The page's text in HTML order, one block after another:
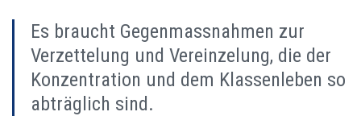
Es braucht Gegenmassnahmen zur
Verzettelung und Vereinzelung, die der
Konzentration und dem Klassenleben so
abträglich sind.